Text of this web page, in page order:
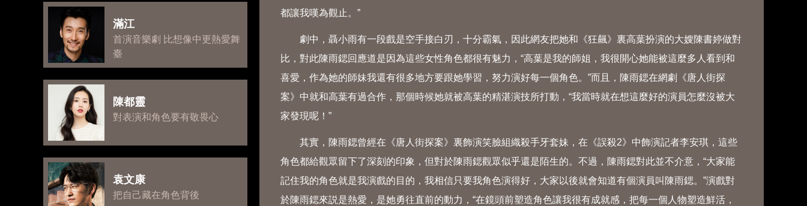
滿江
首演音樂劇 比想像中更熱愛舞
臺
陳都靈
對表演和角色要有敬畏心
袁文康
把自己藏在角色背後
都讓我嘆為觀止。”
劇中，聶小雨有一段戲是空手接白刃，十分霸氣，因此網友把她和《狂飆》裏高葉扮演的大嫂陳書婷做對
比，對此陳雨鍶回應道是因為這些女性角色都很有魅力，“高葉是我的師姐，我很開心她能被這麼多人看到和
喜愛，作為她的師妹我還有很多地方要跟她學習，努力演好每一個角色。”而且，陳雨鍶在網劇《唐人街探
案》中就和高葉有過合作，那個時候她就被高葉的精湛演技所打動，“我當時就在想這麼好的演員怎麼沒被大
家發現呢！”
其實，陳雨鍶曾經在《唐人街探案》裏飾演笑臉組織殺手牙套妹，在《誤殺2》中飾演記者李安琪，這些
角色都給觀眾留下了深刻的印象，但對於陳雨鍶觀眾似乎還是陌生的。不過，陳雨鍶對此並不介意，“大家能
記住我的角色就是我演戲的目的，我相信只要我角色演得好，大家以後就會知道有個演員叫陳雨鍶。”演戲對
於陳雨鍶來説是熱愛，是她勇往直前的動力，“在鏡頭前塑造角色讓我很有成就感，把每一個人物塑造鮮活，